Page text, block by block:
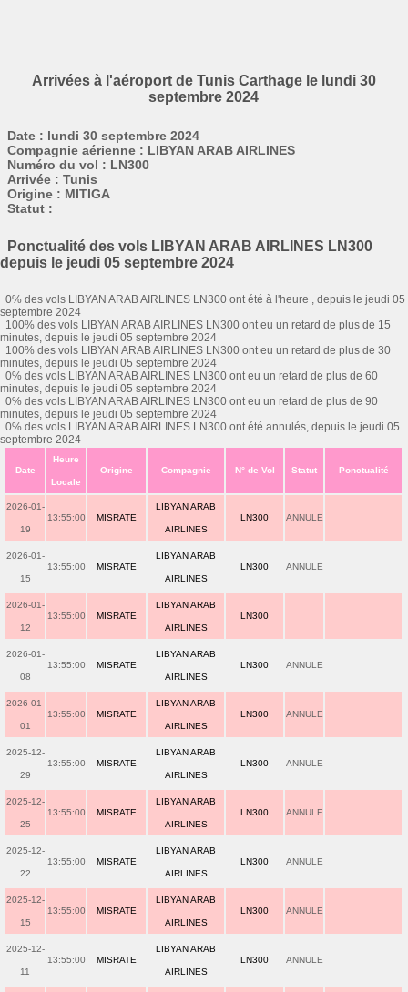
Arrivées à l'aéroport de Tunis Carthage le lundi 30
septembre 2024
Date : lundi 30 septembre 2024
Compagnie aérienne : LIBYAN ARAB AIRLINES
Numéro du vol : LN300
Arrivée : Tunis
Origine : MITIGA
Statut :
Ponctualité des vols LIBYAN ARAB AIRLINES LN300
depuis le jeudi 05 septembre 2024
0% des vols LIBYAN ARAB AIRLINES LN300 ont été à l'heure , depuis le jeudi 05
septembre 2024
100% des vols LIBYAN ARAB AIRLINES LN300 ont eu un retard de plus de 15
minutes, depuis le jeudi 05 septembre 2024
100% des vols LIBYAN ARAB AIRLINES LN300 ont eu un retard de plus de 30
minutes, depuis le jeudi 05 septembre 2024
0% des vols LIBYAN ARAB AIRLINES LN300 ont eu un retard de plus de 60
minutes, depuis le jeudi 05 septembre 2024
0% des vols LIBYAN ARAB AIRLINES LN300 ont eu un retard de plus de 90
minutes, depuis le jeudi 05 septembre 2024
0% des vols LIBYAN ARAB AIRLINES LN300 ont été annulés, depuis le jeudi 05
septembre 2024
Date
Heure
Locale
Origine Compagnie N° de Vol Statut Ponctualité
2026-01-
19
13:55:00 MISRATE
LIBYAN ARAB
AIRLINES
LN300 ANNULE
2026-01-
15
13:55:00 MISRATE
LIBYAN ARAB
AIRLINES
LN300 ANNULE
2026-01-
12
13:55:00 MISRATE
LIBYAN ARAB
AIRLINES
LN300
2026-01-
08
13:55:00 MISRATE
LIBYAN ARAB
AIRLINES
LN300 ANNULE
2026-01-
01
13:55:00 MISRATE
LIBYAN ARAB
AIRLINES
LN300 ANNULE
2025-12-
29
13:55:00 MISRATE
LIBYAN ARAB
AIRLINES
LN300 ANNULE
2025-12-
25
13:55:00 MISRATE
LIBYAN ARAB
AIRLINES
LN300 ANNULE
2025-12-
22
13:55:00 MISRATE
LIBYAN ARAB
AIRLINES
LN300 ANNULE
2025-12-
15
13:55:00 MISRATE
LIBYAN ARAB
AIRLINES
LN300 ANNULE
2025-12-
11
13:55:00 MISRATE
LIBYAN ARAB
AIRLINES
LN300 ANNULE